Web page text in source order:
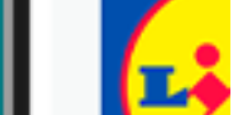
nieaktualną gazetkę